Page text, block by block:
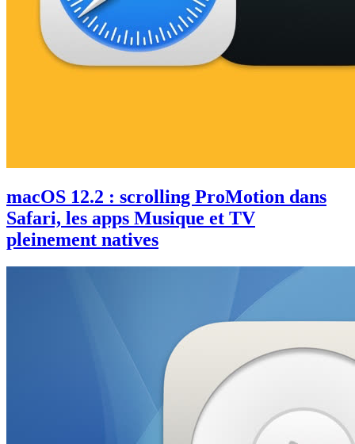
macOS 12.2 : scrolling ProMotion dans
Safari, les apps Musique et TV
pleinement natives